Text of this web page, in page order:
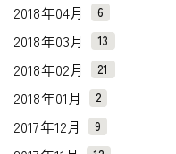
2018年04月 6
2018年03月 13
2018年02月 21
2018年01月 2
2017年12月 9